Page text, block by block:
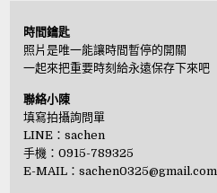
時間鑰匙
照片是唯一能讓時間暫停的開關
一起來把重要時刻給永遠保存下來吧
聯絡小陳
填寫拍攝詢問單
LINE：sachen
手機：0915-789325
E-MAIL：sachen0325@gmail.com